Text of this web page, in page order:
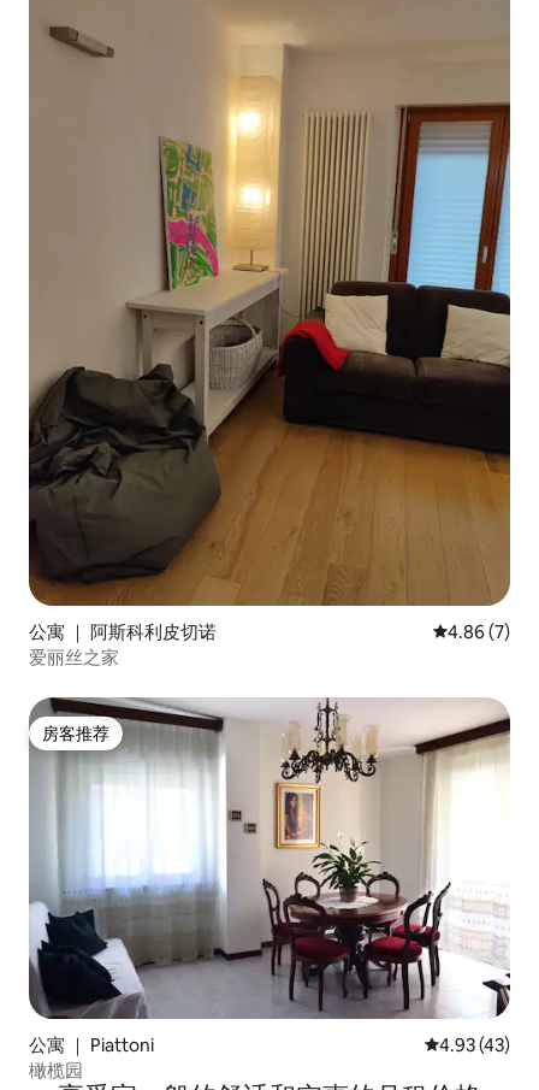
公寓 ｜ 阿斯科利皮切诺 平均评分
4.86 (7)
爱丽丝之家
房客推荐
房客推荐
公寓 ｜ Piattoni 平均评分
4.93 (43)
橄榄园